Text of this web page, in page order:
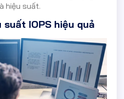
hiệu suất.
IOPS hiệu quả